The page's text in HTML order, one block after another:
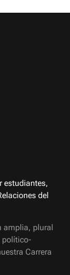
estudiantes,
del
plural
político-
Carrera